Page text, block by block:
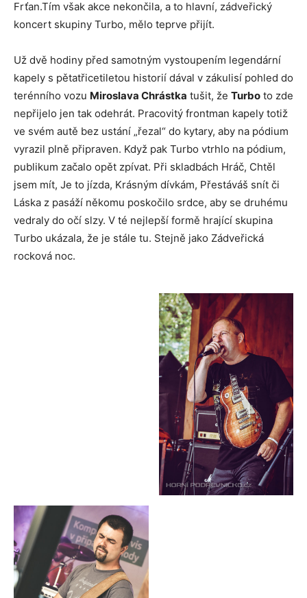
Frťan.Tím však akce nekončila, a to hlavní, zádveřický
koncert skupiny Turbo, mělo teprve přijít.
Už dvě hodiny před samotným vystoupením legendární
kapely s pětatřicetiletou historií dával v zákulisí pohled do
terénního vozu Miroslava Chrástka tušit, že Turbo to zde
nepřijelo jen tak odehrát. Pracovitý frontman kapely totiž
ve svém autě bez ustání „řezal“ do kytary, aby na pódium
vyrazil plně připraven. Když pak Turbo vtrhlo na pódium,
publikum začalo opět zpívat. Při skladbách Hráč, Chtěl
jsem mít, Je to jízda, Krásným dívkám, Přestáváš snít či
Láska z pasáží někomu poskočilo srdce, aby se druhému
vedraly do očí slzy. V té nejlepší formě hrající skupina
Turbo ukázala, že je stále tu. Stejně jako Zádveřická
rocková noc.